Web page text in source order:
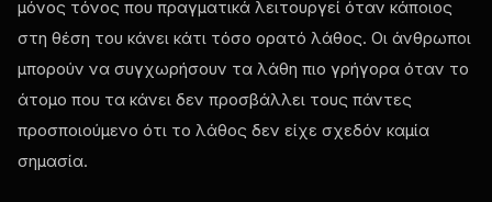
μόνος τόνος που πραγματικά λειτουργεί όταν κάποιος
στη θέση του κάνει κάτι τόσο ορατό λάθος. Οι άνθρωποι
μπορούν να συγχωρήσουν τα λάθη πιο γρήγορα όταν το
άτομο που τα κάνει δεν προσβάλλει τους πάντες
προσποιούμενο ότι το λάθος δεν είχε σχεδόν καμία
σημασία.